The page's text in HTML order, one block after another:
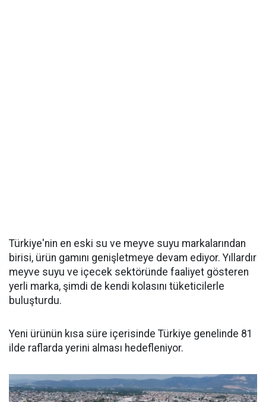
Türkiye'nin en eski su ve meyve suyu markalarından
birisi, ürün gamını genişletmeye devam ediyor. Yıllardır
meyve suyu ve içecek sektöründe faaliyet gösteren
yerli marka, şimdi de kendi kolasını tüketicilerle
buluşturdu.
Yeni ürünün kısa süre içerisinde Türkiye genelinde 81
ilde raflarda yerini alması hedefleniyor.